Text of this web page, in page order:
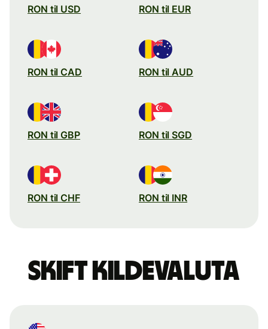
RON til USD RON til EUR
RON til CAD RON til AUD
RON til GBP RON til SGD
RON til CHF RON til INR
Skift kildevaluta